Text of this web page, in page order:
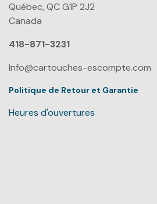
Québec, QC G1P 2J2
Canada
418-871-3231
Info@cartouches-escompte.com
Politique de Retour et Garantie
Heures d'ouvertures